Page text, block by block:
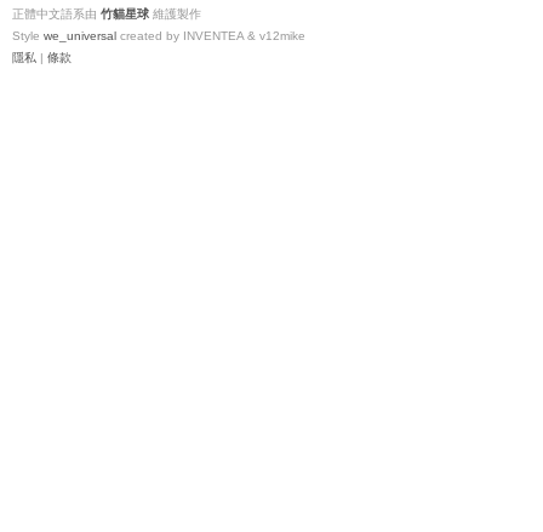
正體中文語系由 竹貓星球 維護製作
Style we_universal created by INVENTEA & v12mike
隱私 | 條款